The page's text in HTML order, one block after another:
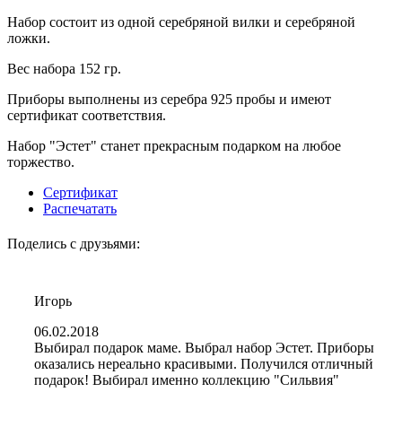
Набор состоит из одной серебряной вилки и серебряной
ложки.
Вес набора 152 гр.
Приборы выполнены из серебра 925 пробы и имеют
сертификат соответствия.
Набор "Эстет" станет прекрасным подарком на любое
торжество.
Сертификат
Распечатать
Поделись с друзьями:
Игорь
06.02.2018
Выбирал подарок маме. Выбрал набор Эстет. Приборы
оказались нереально красивыми. Получился отличный
подарок! Выбирал именно коллекцию "Сильвия"